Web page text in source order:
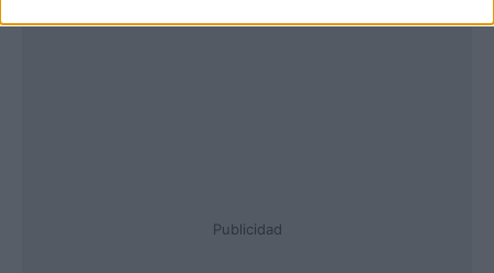
Publicidad